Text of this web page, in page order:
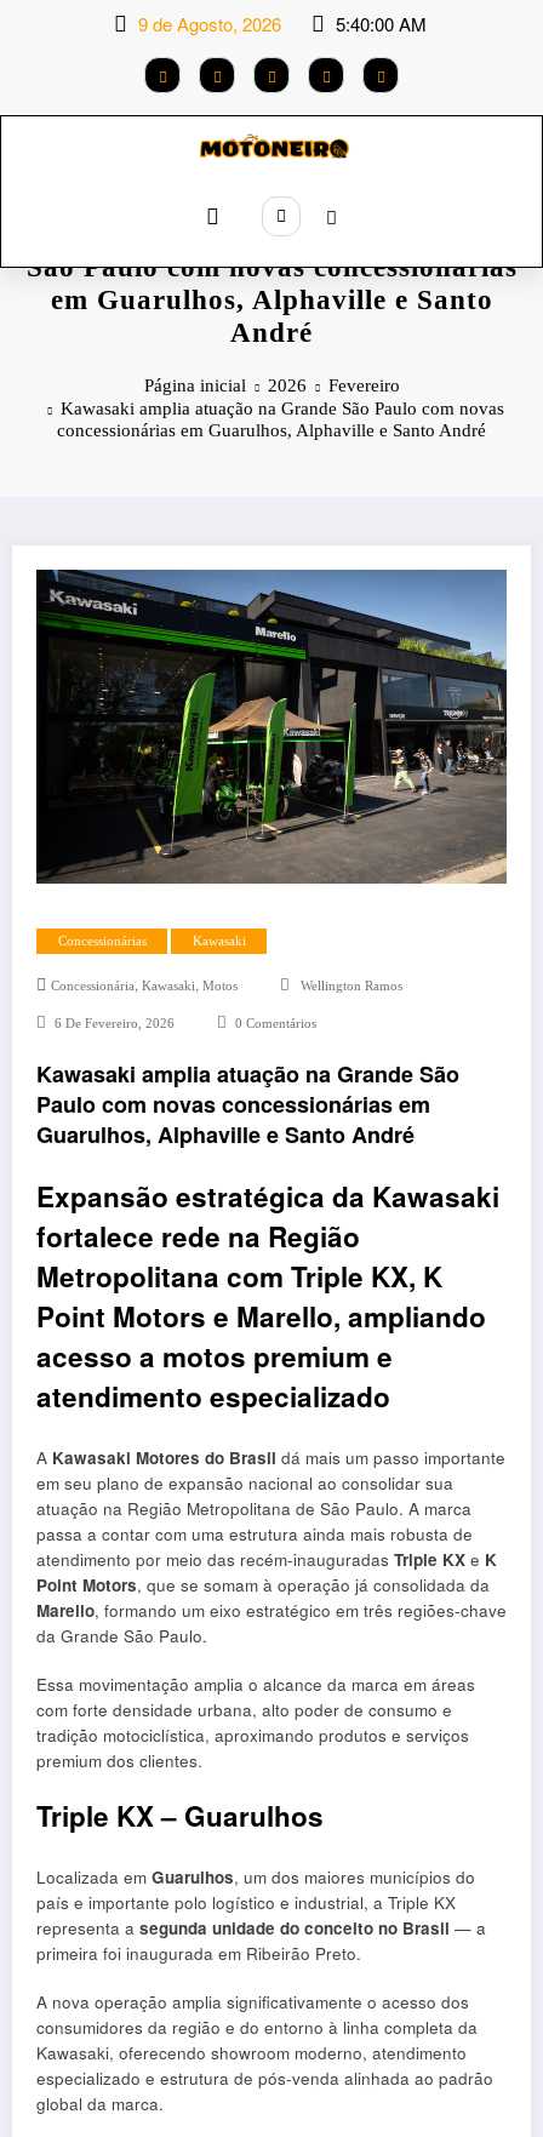
9 de Agosto, 2026 5:40:00 AM
Kawasaki amplia atuação na Grande
São Paulo com novas concessionárias
em Guarulhos, Alphaville e Santo
André
Página inicial 2026
Fevereiro
Kawasaki amplia atuação na Grande São Paulo com novas
concessionárias em Guarulhos, Alphaville e Santo André
Concessionárias Kawasaki
Concessionária, Kawasaki, Motos Wellington Ramos
6 De Fevereiro, 2026 0 Comentários
Kawasaki amplia atuação na Grande São
Paulo com novas concessionárias em
Guarulhos, Alphaville e Santo André
Expansão estratégica da Kawasaki
fortalece rede na Região
Metropolitana com Triple KX, K
Point Motors e Marello, ampliando
acesso a motos premium e
atendimento especializado
A Kawasaki Motores do Brasil dá mais um passo importante
em seu plano de expansão nacional ao consolidar sua
atuação na Região Metropolitana de São Paulo. A marca
passa a contar com uma estrutura ainda mais robusta de
atendimento por meio das recém-inauguradas Triple KX e K
Point Motors, que se somam à operação já consolidada da
Marello, formando um eixo estratégico em três regiões-chave
da Grande São Paulo.
Essa movimentação amplia o alcance da marca em áreas
com forte densidade urbana, alto poder de consumo e
tradição motociclística, aproximando produtos e serviços
premium dos clientes.
Triple KX – Guarulhos
Localizada em Guarulhos, um dos maiores municípios do
país e importante polo logístico e industrial, a Triple KX
representa a segunda unidade do conceito no Brasil — a
primeira foi inaugurada em Ribeirão Preto.
A nova operação amplia significativamente o acesso dos
consumidores da região e do entorno à linha completa da
Kawasaki, oferecendo showroom moderno, atendimento
especializado e estrutura de pós-venda alinhada ao padrão
global da marca.